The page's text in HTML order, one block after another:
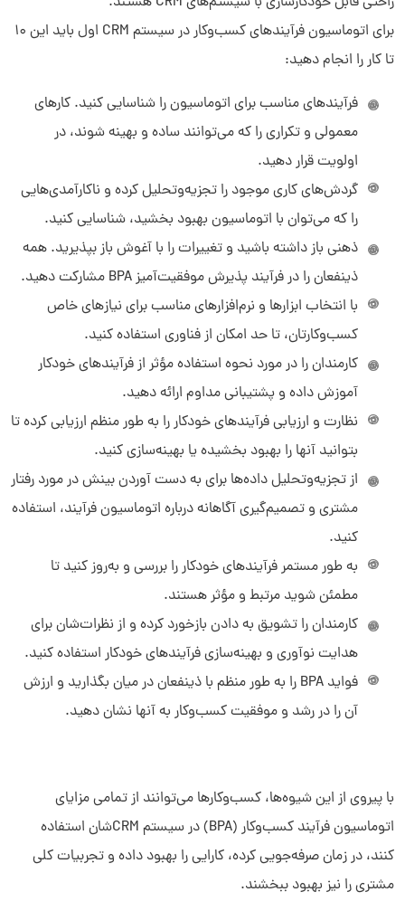
برای اتوماسیون فرآیندهای کسب‌وکار در سیستم CRM اول باید این 10
تا کار را انجام دهید:
فرآیندهای مناسب برای اتوماسیون را شناسایی کنید. کارهای
معمولی و تکراری را که می‌توانند ساده و بهینه شوند، در
اولویت قرار دهید.
گردش‌های کاری موجود را تجزیه‌وتحلیل کرده و ناکارآمدی‌هایی
را که می‌توان با اتوماسیون بهبود بخشید، شناسایی کنید.
ذهنی باز داشته باشید و تغییرات را با آغوش باز بپذیرید. همه
ذینفعان را در فرآیند پذیرش موفقیت‌آمیز BPA مشارکت دهید.
با انتخاب ابزارها و نرم‌افزارهای مناسب برای نیازهای خاص
کسب‌وکارتان، تا حد امکان از فناوری استفاده کنید.
کارمندان را در مورد نحوه استفاده مؤثر از فرآیندهای خودکار
آموزش داده و پشتیبانی مداوم ارائه دهید.
نظارت و ارزیابی فرآیندهای خودکار را به طور منظم ارزیابی کرده تا
بتوانید آنها را بهبود بخشیده یا بهینه‌سازی کنید.
از تجزیه‌وتحلیل داده‌ها برای به دست آوردن بینش در مورد رفتار
مشتری و تصمیم‌گیری آگاهانه درباره اتوماسیون فرآیند، استفاده
کنید.
به طور مستمر فرآیندهای خودکار را بررسی و به‌روز کنید تا
مطمئن شوید مرتبط و مؤثر هستند.
کارمندان را تشویق به دادن بازخورد کرده و از نظرات‌شان برای
هدایت نوآوری و بهینه‌سازی فرآیندهای خودکار استفاده کنید.
فواید BPA را به طور منظم با ذینفعان در میان بگذارید و ارزش
آن را در رشد و موفقیت کسب‌وکار به آنها نشان دهید.
با پیروی از این شیوه‌ها، کسب‌وکارها می‌توانند از تمامی مزایای
اتوماسیون فرآیند کسب‌وکار (BPA) در سیستم CRM‌شان استفاده
کنند، در زمان صرفه‌جویی کرده، کارایی را بهبود داده و تجربیات کلی
مشتری را نیز بهبود ببخشند.